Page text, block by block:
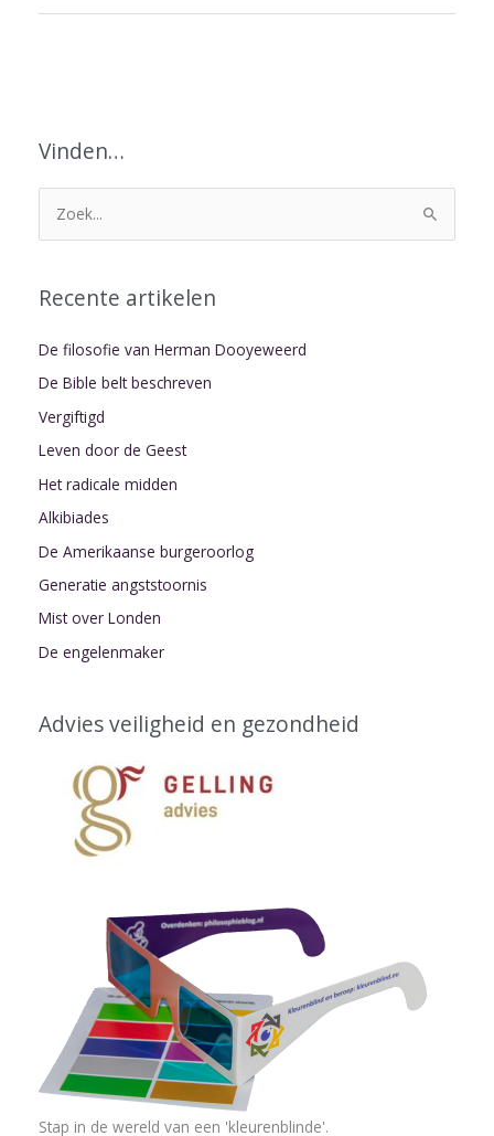
Vinden…
o
k
a
r
:
Recente artikelen
De filosofie van Herman Dooyeweerd
De Bible belt beschreven
Vergiftigd
Leven door de Geest
Het radicale midden
Alkibiades
De Amerikaanse burgeroorlog
Generatie angststoornis
Mist over Londen
De engelenmaker
Advies veiligheid en gezondheid
Stap in de wereld van een 'kleurenblinde'.